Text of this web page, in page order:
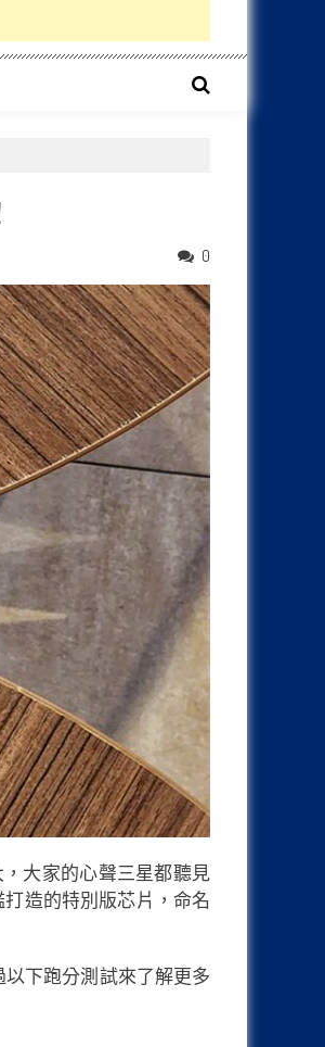
0
，大家的心聲三星都聽見
打造的特別版芯片，命名
以下跑分測試來了解更多